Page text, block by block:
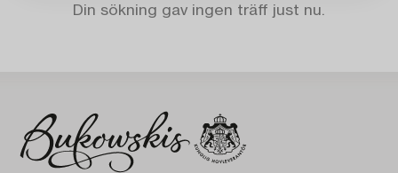
Din sökning gav ingen träff just nu.